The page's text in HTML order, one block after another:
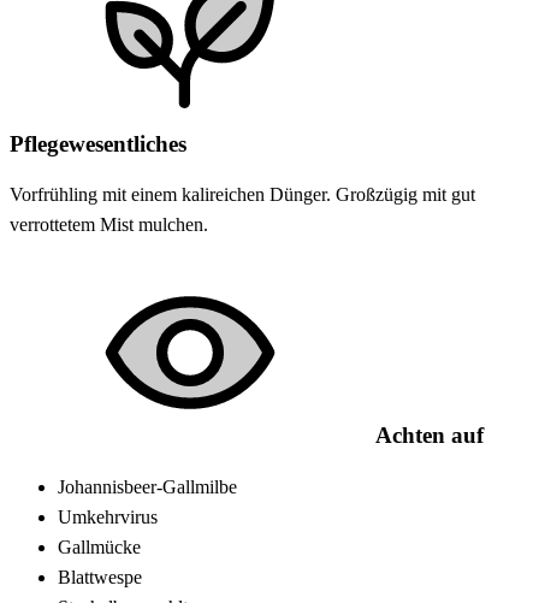
Pflegewesentliches
Vorfrühling mit einem kalireichen Dünger. Großzügig mit gut
verrottetem Mist mulchen.
Achten auf
Johannisbeer-Gallmilbe
Umkehrvirus
Gallmücke
Blattwespe